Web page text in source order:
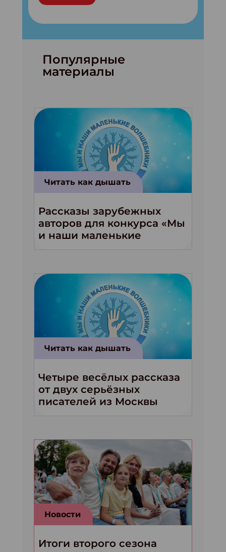
Популярные
материалы
Читать как дышать
Рассказы зарубежных
авторов для конкурса «Мы
и наши маленькие
волшебники!»
Читать как дышать
Четыре весёлых рассказа
от двух серьёзных
писателей из Москвы
Новости
Итоги второго сезона